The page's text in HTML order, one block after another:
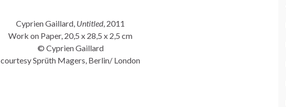
Cyprien Gaillard, Untitled, 2011
Work on Paper, 20,5 x 28,5 x 2,5 cm
© Cyprien Gaillard
courtesy Sprüth Magers, Berlin/ London